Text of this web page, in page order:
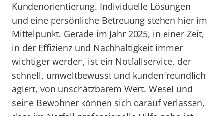
Kundenorientierung. Individuelle Lösungen
und eine persönliche Betreuung stehen hier im
Mittelpunkt. Gerade im Jahr 2025, in einer Zeit,
in der Effizienz und Nachhaltigkeit immer
wichtiger werden, ist ein Notfallservice, der
schnell, umweltbewusst und kundenfreundlich
agiert, von unschätzbarem Wert. Wesel und
seine Bewohner können sich darauf verlassen,